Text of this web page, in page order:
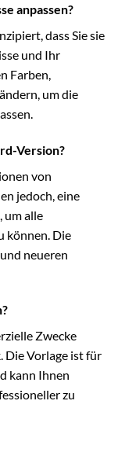
anpassen?
dass Sie sie
und Ihr
Farben,
um die
Version?
von
jedoch, eine
um alle
können. Die
neueren
Zwecke
Die Vorlage ist für
kann Ihnen
zu